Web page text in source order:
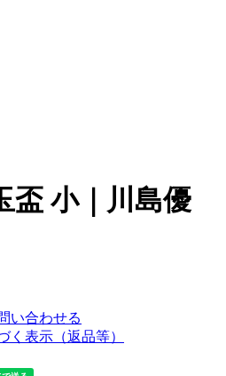
盃 小｜川島優
い合わせる
く表示（返品等）